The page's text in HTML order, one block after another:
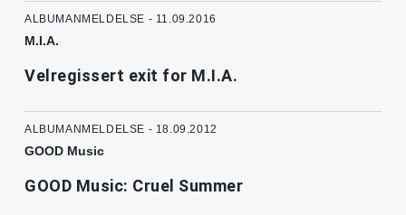
ALBUMANMELDELSE - 11.09.2016
M.I.A.
Velregissert exit for M.I.A.
ALBUMANMELDELSE - 18.09.2012
GOOD Music
GOOD Music: Cruel Summer